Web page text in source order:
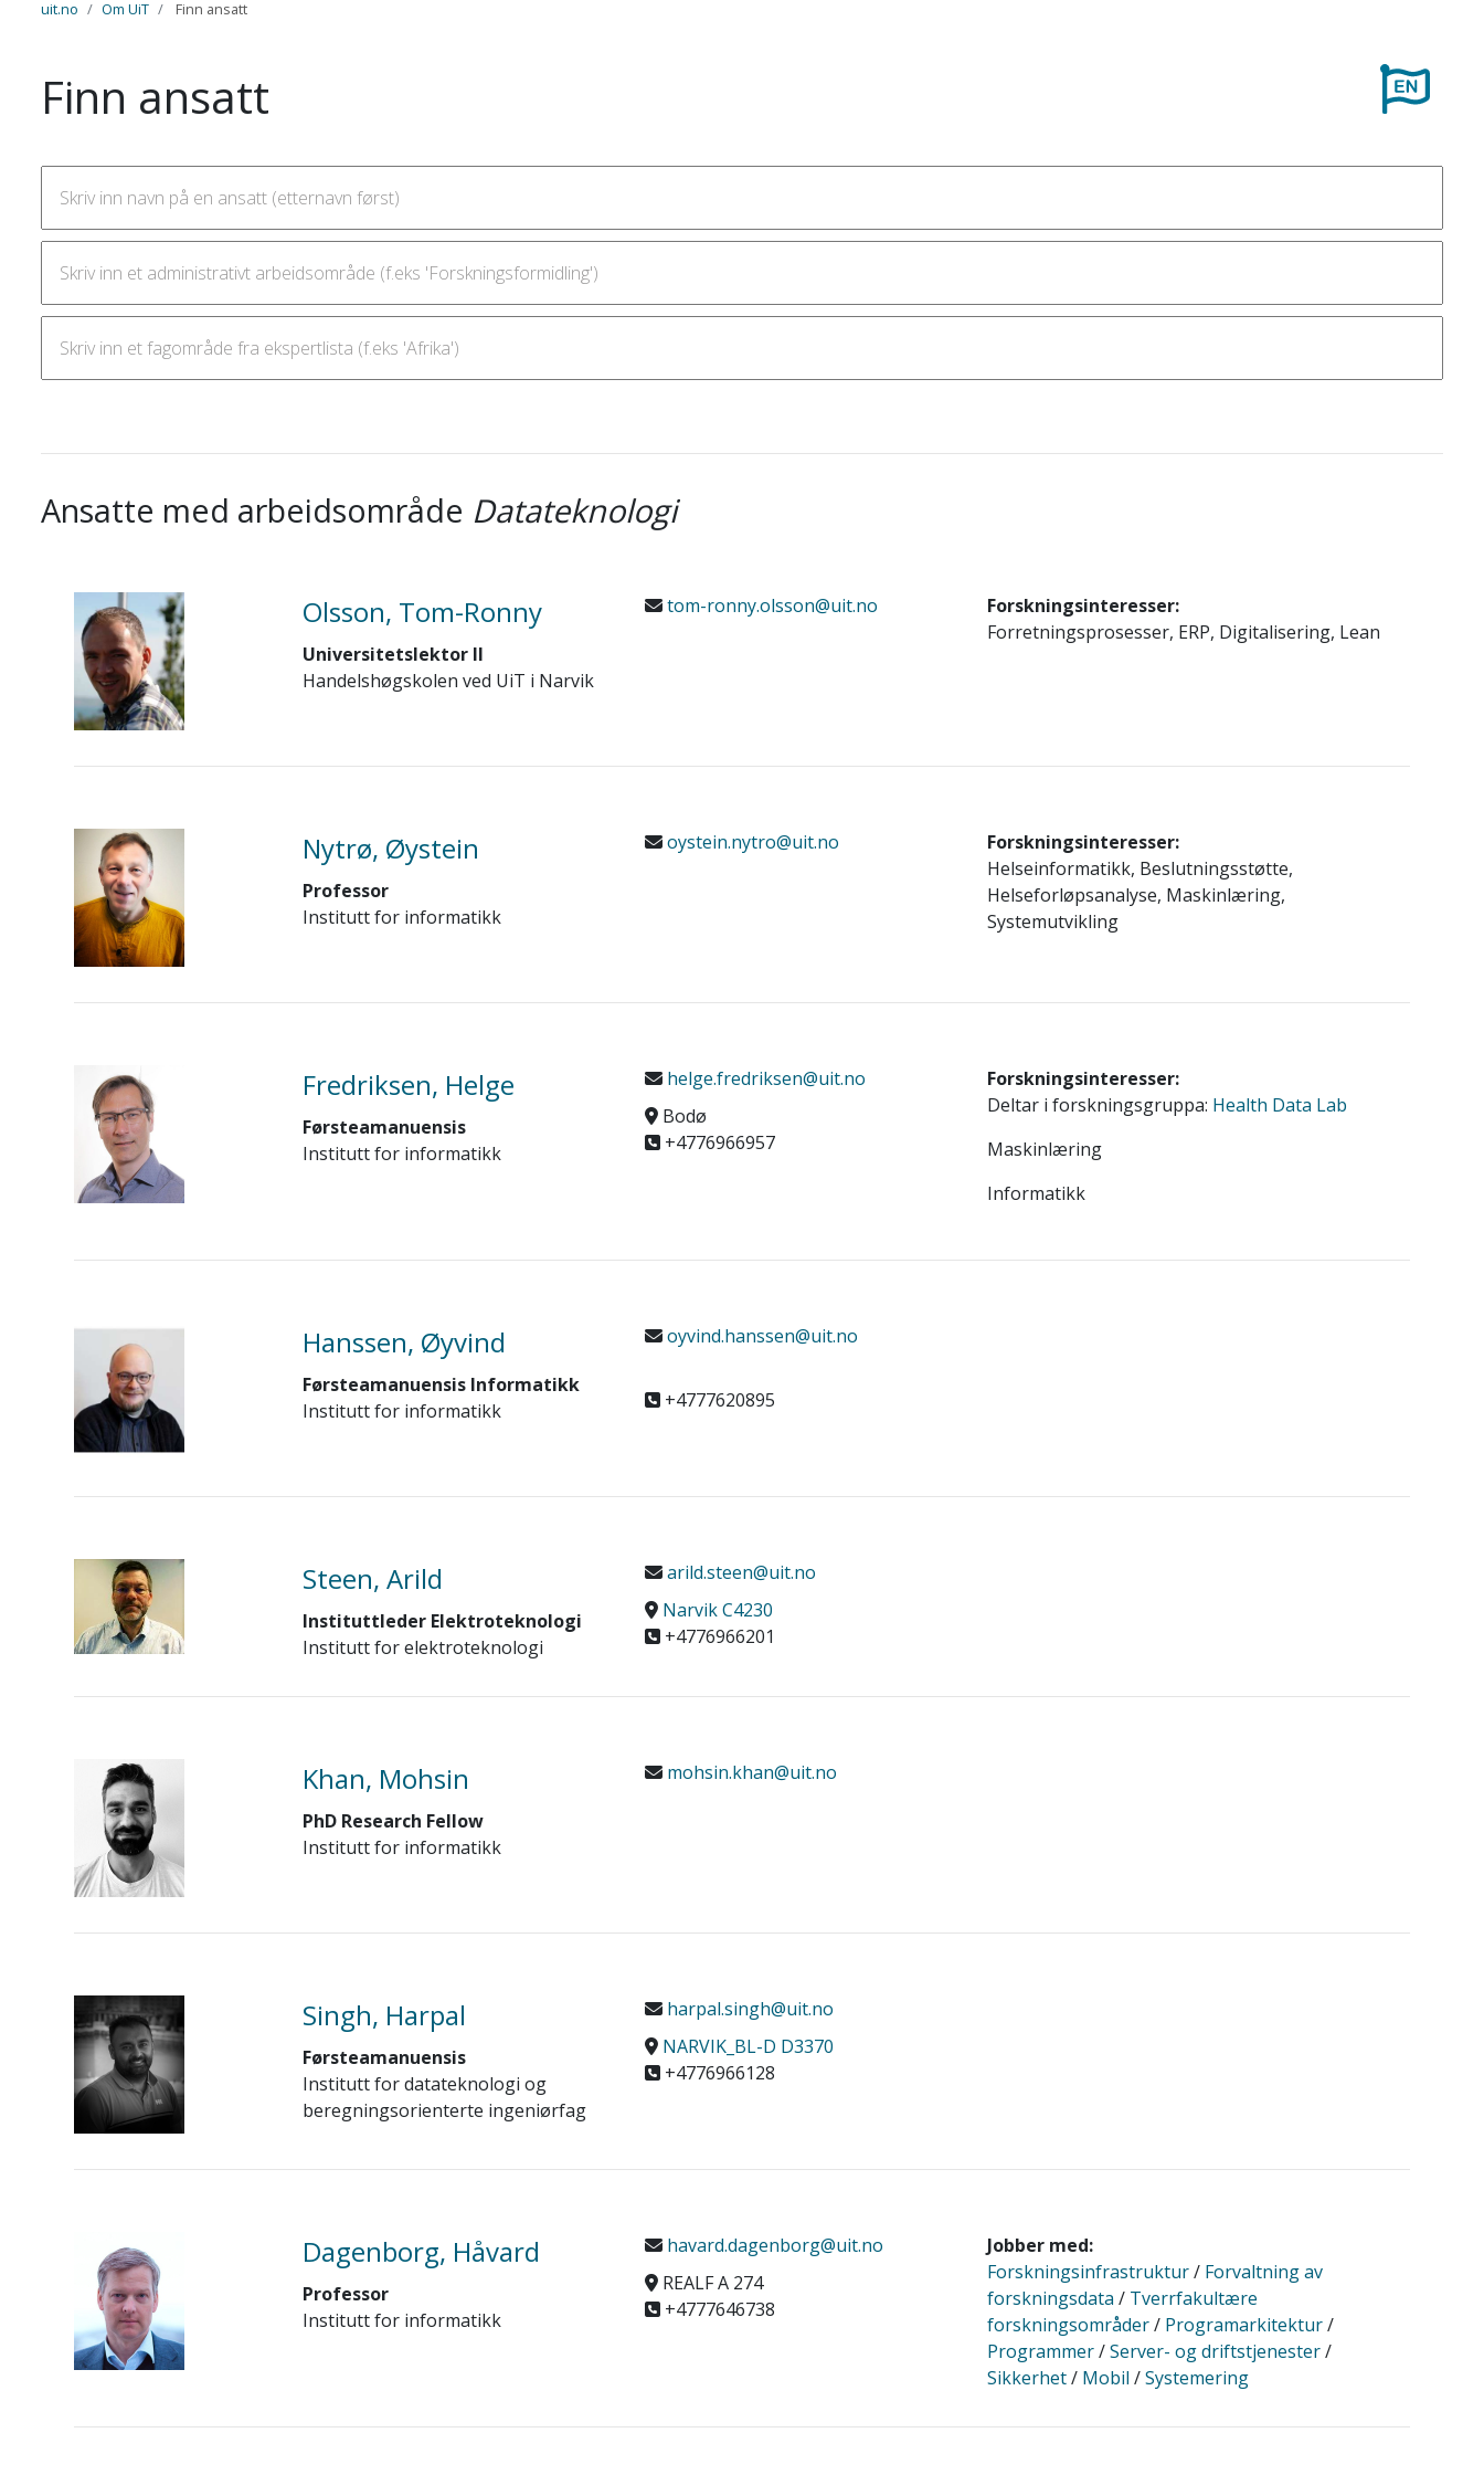
uit.no Om UiT Finn ansatt
Finn ansatt
Ansatte med arbeidsområde Datateknologi
Olsson, Tom-Ronny
Universitetslektor II
Handelshøgskolen ved UiT i Narvik
tom-ronny.olsson@uit.no
Forskningsinteresser:
Forretningsprosesser, ERP, Digitalisering, Lean
Nytrø, Øystein
Professor
Institutt for informatikk
oystein.nytro@uit.no
Forskningsinteresser:
Helseinformatikk, Beslutningsstøtte,
Helseforløpsanalyse, Maskinlæring,
Systemutvikling
Fredriksen, Helge
Førsteamanuensis
Institutt for informatikk
helge.fredriksen@uit.no
Bodø
+4776966957
Forskningsinteresser:
Deltar i forskningsgruppa: Health Data Lab
Maskinlæring
Informatikk
Hanssen, Øyvind
Førsteamanuensis Informatikk
Institutt for informatikk
oyvind.hanssen@uit.no
+4777620895
Steen, Arild
Instituttleder Elektroteknologi
Institutt for elektroteknologi
arild.steen@uit.no
Narvik C4230
+4776966201
Khan, Mohsin
PhD Research Fellow
Institutt for informatikk
mohsin.khan@uit.no
Singh, Harpal
Førsteamanuensis
Institutt for datateknologi og
beregningsorienterte ingeniørfag
harpal.singh@uit.no
NARVIK_BL-D D3370
+4776966128
Dagenborg, Håvard
Professor
Institutt for informatikk
havard.dagenborg@uit.no
REALF A 274
+4777646738
Jobber med:
Forskningsinfrastruktur/ Forvaltning av
forskningsdata / Tverrfakultære
forskningsområder/ Programarkitektur/
Programmer/Server- og driftstjenester/
Sikkerhet/ Mobil /Systemering